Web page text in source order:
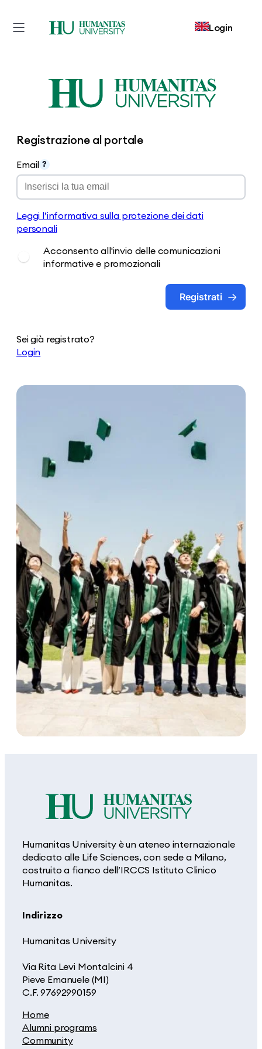
Login
Registrazione al portale
Email ?
Leggi l’informativa sulla protezione dei dati
personali
Acconsento all'invio delle comunicazioni
informative e promozionali
Registrati
Sei già registrato?
Login
Humanitas University è un ateneo internazionale
dedicato alle Life Sciences, con sede a Milano,
costruito a fianco dell’IRCCS Istituto Clinico
Humanitas.
Indirizzo
Humanitas University
Via Rita Levi Montalcini 4
Pieve Emanuele (MI)
C.F. 97692990159
Home
Alumni programs
Community